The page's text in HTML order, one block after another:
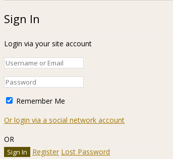
Sign In
Login via your site account
Remember Me
Or login via a social network account
OR
Register Lost Password